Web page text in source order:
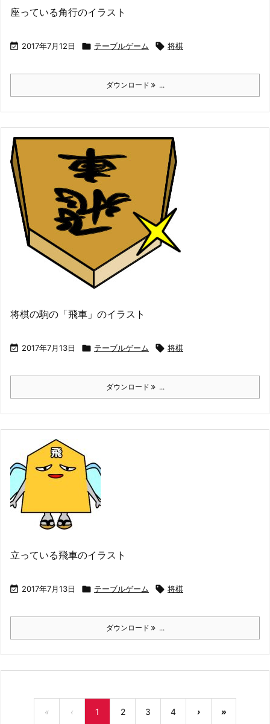
座っている角行のイラスト
 2017年7月12日  テーブルゲーム  将棋
ダウンロード ...
将棋の駒の「飛車」のイラスト
 2017年7月13日  テーブルゲーム  将棋
ダウンロード ...
立っている飛車のイラスト
 2017年7月13日  テーブルゲーム  将棋
ダウンロード ...
« ‹ 1 2 3 4 › »